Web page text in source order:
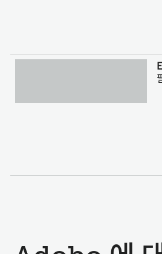
더 보기